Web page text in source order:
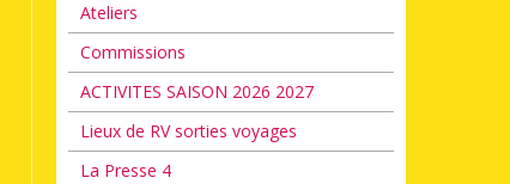
Ateliers
Commissions
ACTIVITES SAISON 2026 2027
Lieux de RV sorties voyages
La Presse 4